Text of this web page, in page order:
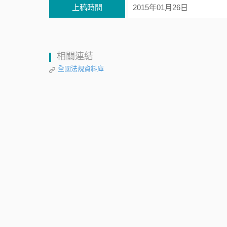
上稿時間 2015年01月26日
相關連結
全國法規資料庫